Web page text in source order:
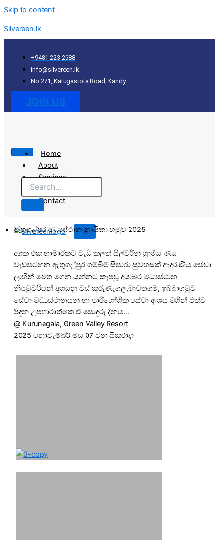
Skip to content
Silvereen.lk
+9481 223 2688
info@silvereen.lk
No 271, Katugastota Road, Kandy
JOIN US
Home
About
Services
Portfolio
Contact
X
ඇතුගල්පුර මධ්‍යස්ථාන නායිකා හමුව 2025
දශක එක හාමාරකට වැඩි කලක් සිල්වරීන් ග්‍රාමීය ණය
වැඩසටහන ඇතුගල්පුර ගම්බිම් සිසාරා සුවහසක් ආදරණීය සේවා
ලාභින් වෙත ගෙන යන්නට කැපවූ දයාබර මධ්‍යස්ථාන
නියමුවරියන් අගයනු වස් කුරුණෑගල,මාවතගම, ඉබ්බාගමුව
සේවා මධ්‍යස්ථානයන් හා පාරිභෝගික සේවා අංශය මගින් එක්ව
පිදුන උපහාරාත්මක ඒ සොඳුරු දිනය…
@ Kurunegala, Green Valley Resort
2025 නොවැම්බර් මස 07 වන සිකුරාදා